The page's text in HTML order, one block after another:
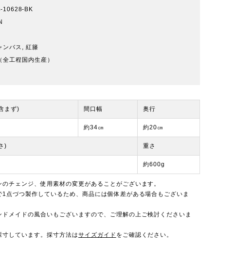
10628-BK
ンバス, 紅籐
全工程国内生産）
まず) 間口幅 奥行
約34㎝ 約20㎝
) 重さ
約600g
チェンジ、使用素材の変更があることがございます。
点づつ製作しているため、商品には個体差がある場合もございま
メイドの風合いもございますので、ご理解の上ご検討くださいま
しています。採寸方法はサイズガイド をご確認ください。